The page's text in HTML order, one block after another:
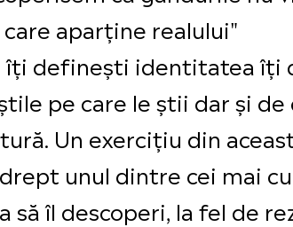
care aparține realului"
îți definești identitatea îți
pe care le știi dar și
Un exercițiu din
unul dintre cei mai
să îl descoperi, la fel de